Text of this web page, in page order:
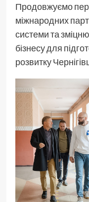
Продовжуємо
міжнародних
системи та
бізнесу для
розвитку